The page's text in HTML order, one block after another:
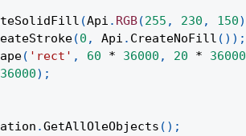
(Api . RGB(255 , 230 , 150)
(0 , Api . CreateNoFill ( ) ) ;
( 'rect' , 60 * 36000 , 20 * 36000
36000) ;
.GetAllOleObjects ( ) ;